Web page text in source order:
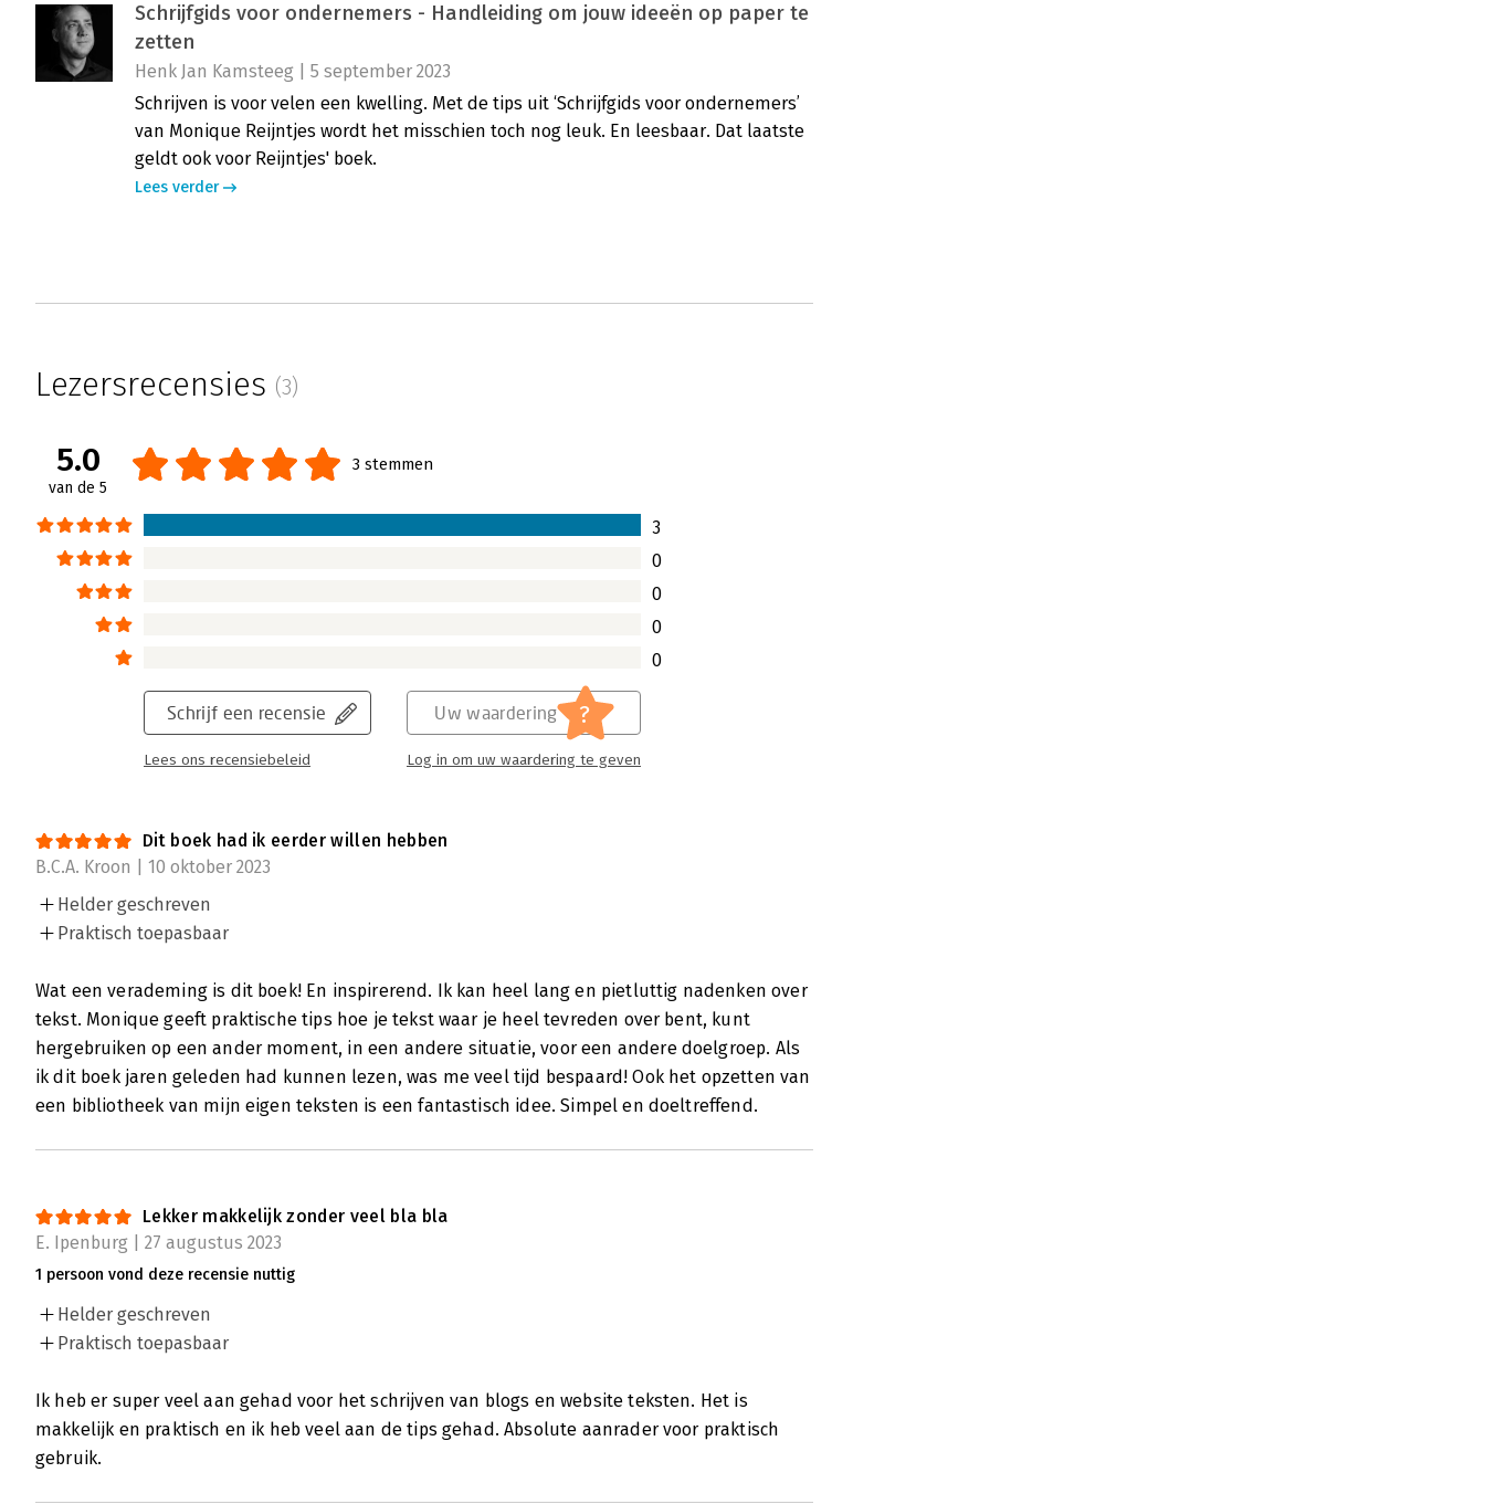
Schrijfgids voor ondernemers - Handleiding om jouw ideeën op paper te
zetten
Henk Jan Kamsteeg | 5 september 2023
Schrijven is voor velen een kwelling. Met de tips uit ‘Schrijfgids voor ondernemers’
van Monique Reijntjes wordt het misschien toch nog leuk. En leesbaar. Dat laatste
geldt ook voor Reijntjes' boek.
Lees verder
Lezersrecensies (3)
5.0
van de 5
3 stemmen
3
0
0
0
0
Schrijf een recensie
Lees ons recensiebeleid
Uw waardering ?
Log in om uw waardering te geven
Dit boek had ik eerder willen hebben
B.C.A. Kroon | 10 oktober 2023
Helder geschreven
Praktisch toepasbaar
Wat een verademing is dit boek! En inspirerend. Ik kan heel lang en pietluttig nadenken over
tekst. Monique geeft praktische tips hoe je tekst waar je heel tevreden over bent, kunt
hergebruiken op een ander moment, in een andere situatie, voor een andere doelgroep. Als
ik dit boek jaren geleden had kunnen lezen, was me veel tijd bespaard! Ook het opzetten van
een bibliotheek van mijn eigen teksten is een fantastisch idee. Simpel en doeltreffend.
Lekker makkelijk zonder veel bla bla
E. Ipenburg | 27 augustus 2023
1 persoon vond deze recensie nuttig
Helder geschreven
Praktisch toepasbaar
Ik heb er super veel aan gehad voor het schrijven van blogs en website teksten. Het is
makkelijk en praktisch en ik heb veel aan de tips gehad. Absolute aanrader voor praktisch
gebruik.